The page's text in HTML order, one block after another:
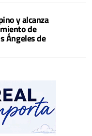
y alcanza
de
Ángeles de